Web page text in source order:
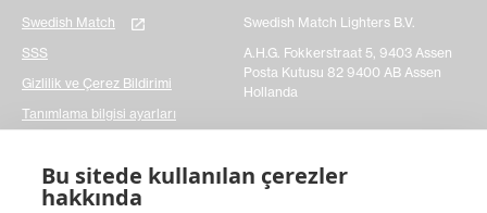
Bu sitede kullanılan çerezler
hakkında
Swedish Match
SSS
Gizlilik ve Çerez Bildirimi
Tanımlama bilgisi ayarları
Swedish Match Lighters B.V.
A.H.G. Fokkerstraat 5, 9403 Assen
Posta Kutusu 82 9400 AB Assen
Hollanda
Temasta ol